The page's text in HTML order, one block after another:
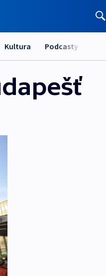
Kultura Podcasty